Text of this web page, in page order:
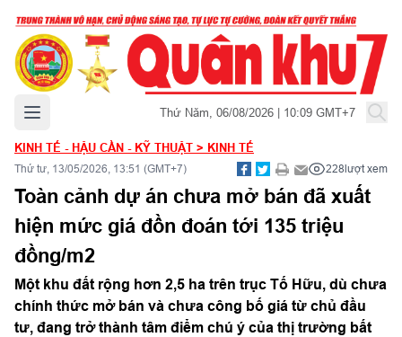
Mở menu chính Thứ Năm, 06/08/2026 | 10:09 GMT+7
KINH TẾ - HẬU CẦN - KỸ THUẬT > KINH TẾ
Thứ tư, 13/05/2026, 13:51 (GMT+7) 228lượt xem
Toàn cảnh dự án chưa mở bán đã xuất
hiện mức giá đồn đoán tới 135 triệu
đồng/m2
Một khu đất rộng hơn 2,5 ha trên trục Tố Hữu, dù chưa
chính thức mở bán và chưa công bố giá từ chủ đầu
tư, đang trở thành tâm điểm chú ý của thị trường bất